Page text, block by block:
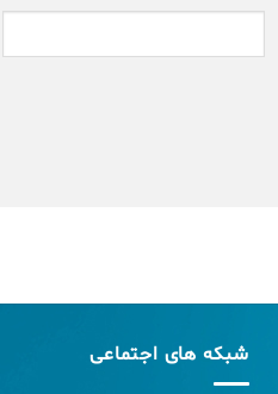
شبکه های اجتماعی